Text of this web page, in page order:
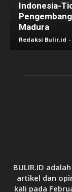
Indonesia-
Madura
Redaksi Bulir.id -
BULIR.ID
artikel dan
kali pada